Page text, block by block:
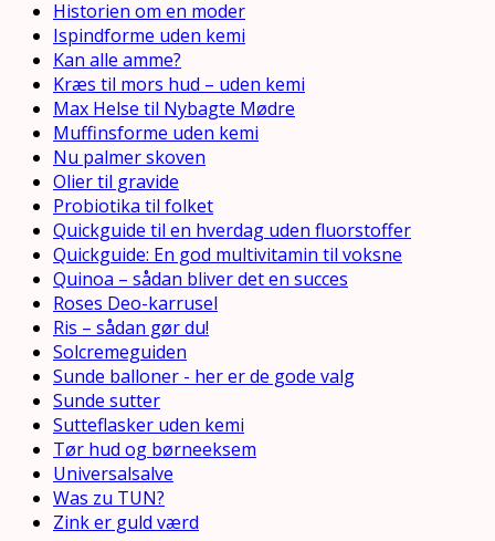
Historien om en moder
Ispindforme uden kemi
Kan alle amme?
Kræs til mors hud – uden kemi
Max Helse til Nybagte Mødre
Muffinsforme uden kemi
Nu palmer skoven
Olier til gravide
Probiotika til folket
Quickguide til en hverdag uden fluorstoffer
Quickguide: En god multivitamin til voksne
Quinoa – sådan bliver det en succes
Roses Deo-karrusel
Ris – sådan gør du!
Solcremeguiden
Sunde balloner - her er de gode valg
Sunde sutter
Sutteflasker uden kemi
Tør hud og børneeksem
Universalsalve
Was zu TUN?
Zink er guld værd